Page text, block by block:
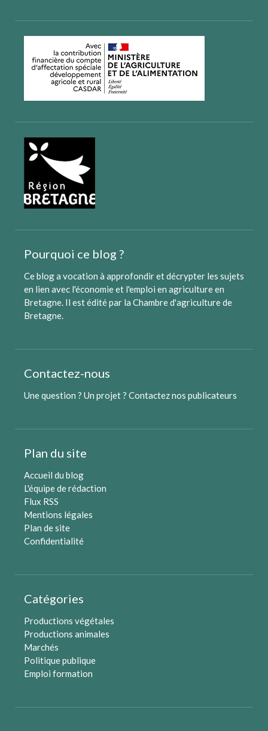
Pourquoi ce blog ?
Ce blog a vocation à approfondir et décrypter les sujets
en lien avec l'économie et l'emploi en agriculture en
Bretagne. Il est édité par la Chambre d'agriculture de
Bretagne.
Contactez-nous
Une question ? Un projet ? Contactez nos publicateurs
Plan du site
Accueil du blog
L'équipe de rédaction
Flux RSS
Mentions légales
Plan de site
Confidentialité
Catégories
Productions végétales
Productions animales
Marchés
Politique publique
Emploi formation